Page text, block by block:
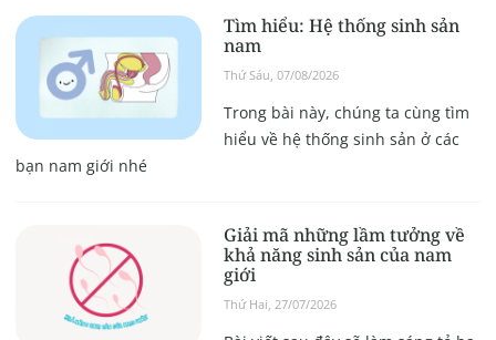
Tìm hiểu: Hệ thống sinh sản
nam
Thứ Sáu, 07/08/2026
Trong bài này, chúng ta cùng tìm
hiểu về hệ thống sinh sản ở các
bạn nam giới nhé
Giải mã những lầm tưởng về
khả năng sinh sản của nam
giới
Thứ Hai, 27/07/2026